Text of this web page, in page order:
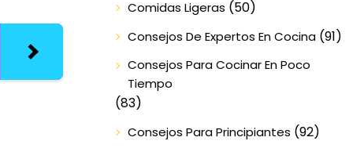
Comidas Ligeras (50)
Consejos De Expertos En Cocina(91)
Consejos Para Cocinar En Poco
Tiempo
(83)
Consejos Para Principiantes (92)